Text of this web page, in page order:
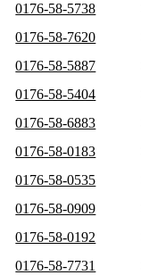
0176-58-5738
0176-58-7620
0176-58-5887
0176-58-5404
0176-58-6883
0176-58-0183
0176-58-0535
0176-58-0909
0176-58-0192
0176-58-7731